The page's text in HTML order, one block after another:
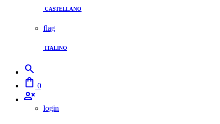
CASTELLANO
flag
ITALINO
search
shopping_bag 0
person_cancel
login